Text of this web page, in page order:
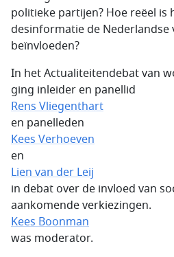
politieke partijen? Hoe reëel is
desinformatie de Nederlandse
beïnvloeden?
In het Actualiteitendebat van
ging inleider en panellid
Rens Vliegenthart
en panelleden
Kees Verhoeven
en
Lien van der Leij
in debat over de invloed van
aankomende verkiezingen.
Kees Boonman
was moderator.